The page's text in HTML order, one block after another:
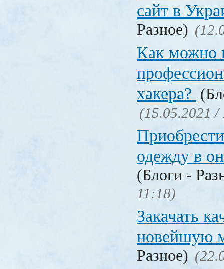
сайт в
Разное)
Как можно
хакера?
(15.05.2021 /
одежду в
(Блоги -
11:18)
Закачать
новейшую
Разное)